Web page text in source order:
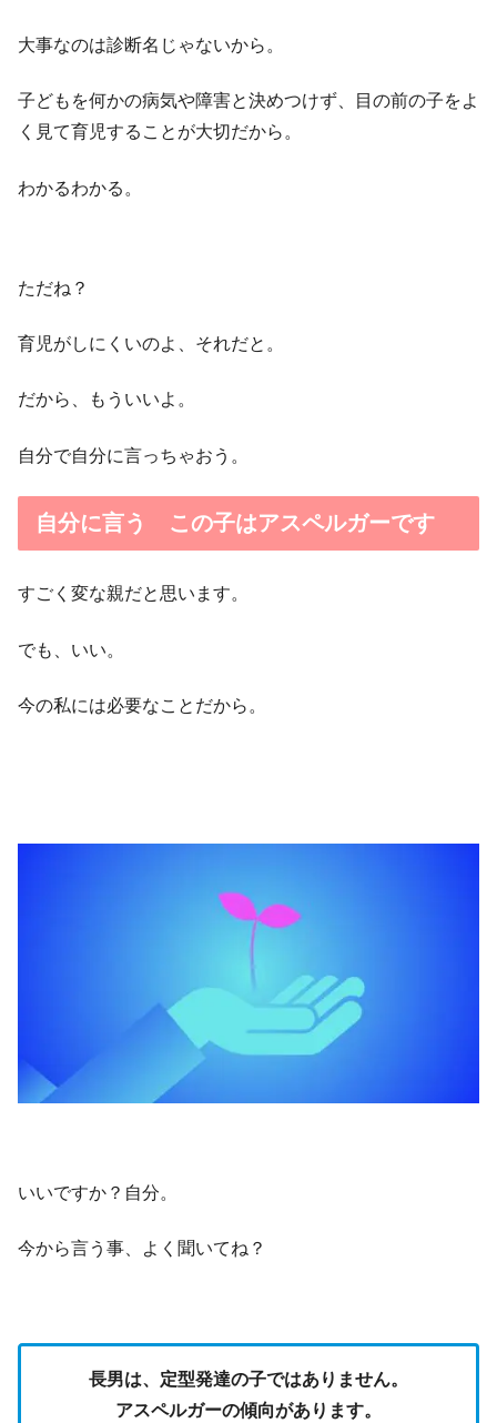
大事なのは診断名じゃないから。
子どもを何かの病気や障害と決めつけず、目の前の子をよ
く見て育児することが大切だから。
わかるわかる。
ただね？
育児がしにくいのよ、それだと。
だから、もういいよ。
自分で自分に言っちゃおう。
自分に言う この子はアスペルガーです
すごく変な親だと思います。
でも、いい。
今の私には必要なことだから。
いいですか？自分。
今から言う事、よく聞いてね？
長男は、定型発達の子ではありません。
アスペルガーの傾向があります。